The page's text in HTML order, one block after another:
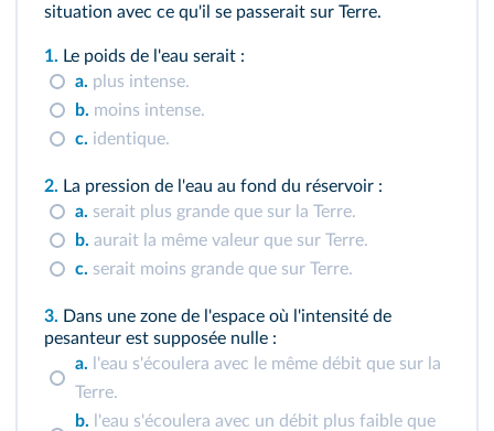
situation avec ce qu'il se passerait sur Terre.
1. Le poids de l'eau serait :
a. plus intense.
b. moins intense.
c. identique.
2. La pression de l'eau au fond du réservoir :
a. serait plus grande que sur la Terre.
b. aurait la même valeur que sur Terre.
c.
serait moins grande que sur Terre.
3. Dans une zone de l'espace où l'intensité de
pesanteur est supposée nulle :
a. l'eau s'écoulera avec le même débit que sur la
Terre.
b. l'eau s'écoulera avec un débit plus faible que